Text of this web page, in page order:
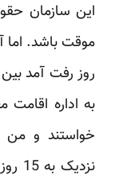
این سازمان
موقت باشد. اما
روز رفت آمد
به اداره
خواستند و من